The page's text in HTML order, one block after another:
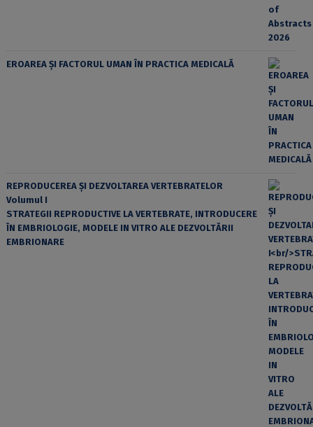
EROAREA ȘI FACTORUL UMAN ÎN PRACTICA MEDICALĂ
REPRODUCEREA ȘI DEZVOLTAREA VERTEBRATELOR
Volumul I
STRATEGII REPRODUCTIVE LA VERTEBRATE, INTRODUCERE
ÎN EMBRIOLOGIE, MODELE IN VITRO ALE DEZVOLTĂRII
EMBRIONARE